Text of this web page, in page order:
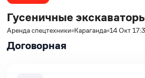
Гусеничные
Аренда спецтехники Караганда 14 Окт
Договорная